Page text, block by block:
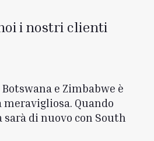
i nostri clienti
e Zimbabwe è
Quando
di nuovo con South